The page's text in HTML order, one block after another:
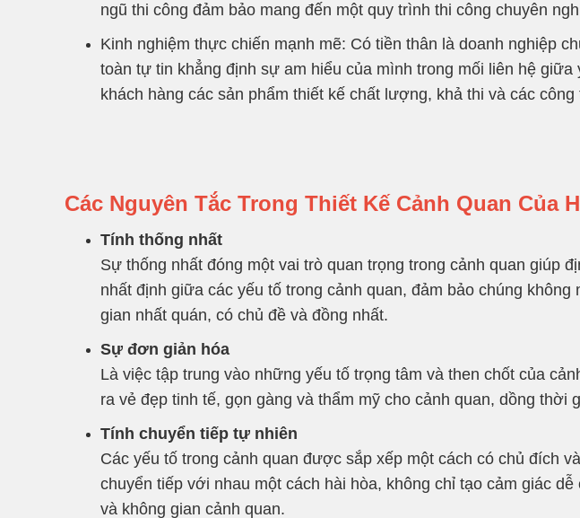
ngũ thi công đảm bảo mang đến một quy trình thi công chuyên
Kinh nghiệm thực chiến mạnh mẽ: Có tiền thân là doanh nghiệp
toàn tự tin khẳng định sự am hiểu của mình trong mối liên hệ
khách hàng các sản phẩm thiết kế chất lượng, khả thi và các
Các Nguyên Tắc Trong Thiết Kế Cảnh Quan Của
Tính thống nhất
Sự thống nhất đóng một vai trò quan trọng trong cảnh quan giúp
nhất định giữa các yếu tố trong cảnh quan, đảm bảo chúng
gian nhất quán, có chủ đề và đồng nhất.
Sự đơn giản hóa
Là việc tập trung vào những yếu tố trọng tâm và then chốt của
ra vẻ đẹp tinh tế, gọn gàng và thẩm mỹ cho cảnh quan, dồng
Tính chuyển tiếp tự nhiên
Các yếu tố trong cảnh quan được sắp xếp một cách có chủ đích
chuyển tiếp với nhau một cách hài hòa, không chỉ tạo cảm giác
và không gian cảnh quan.